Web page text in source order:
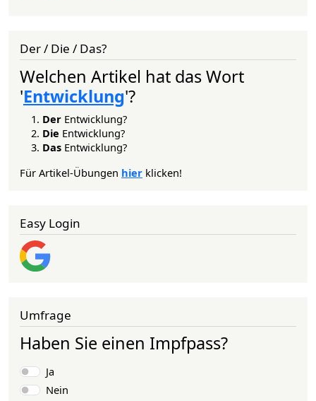
Der / Die / Das?
Welchen Artikel hat das Wort
'Entwicklung'?
Der Entwicklung?
Die Entwicklung?
Das Entwicklung?
Für Artikel-Übungen hier klicken!
Easy Login
Umfrage
Haben Sie einen Impfpass?
Auswahlmöglichkeiten
Ja
Nein